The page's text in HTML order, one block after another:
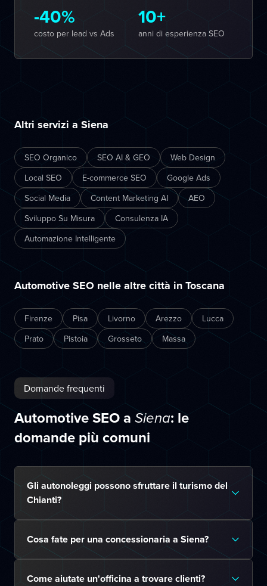
-40%
costo per lead vs Ads
10+
anni di esperienza SEO
Altri servizi a Siena
SEO Organico SEO AI & GEO
Web Design
Local SEO
E-commerce SEO
Google Ads
Social Media
Content Marketing AI
AEO
Sviluppo Su Misura
Consulenza IA
Automazione Intelligente
Automotive SEO nelle altre città in Toscana
Firenze Pisa Livorno Arezzo
Lucca
Prato
Pistoia Grosseto Massa
Domande frequenti
Automotive SEO a Siena: le
domande più comuni
Gli autonoleggi possono sfruttare il turismo del
Chianti?
Cosa fate per una concessionaria a Siena?
Come aiutate un'officina a trovare clienti?